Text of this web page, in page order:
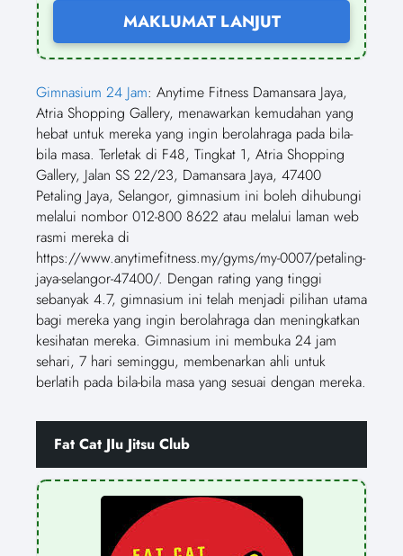
MAKLUMAT LANJUT
Gimnasium 24 Jam: Anytime Fitness Damansara Jaya,
Atria Shopping Gallery, menawarkan kemudahan yang
hebat untuk mereka yang ingin berolahraga pada bila-
bila masa. Terletak di F48, Tingkat 1, Atria Shopping
Gallery, Jalan SS 22/23, Damansara Jaya, 47400
Petaling Jaya, Selangor, gimnasium ini boleh dihubungi
melalui nombor 012-800 8622 atau melalui laman web
rasmi mereka di
https://www.anytimefitness.my/gyms/my-0007/petaling-
jaya-selangor-47400/. Dengan rating yang tinggi
sebanyak 4.7, gimnasium ini telah menjadi pilihan utama
bagi mereka yang ingin berolahraga dan meningkatkan
kesihatan mereka. Gimnasium ini membuka 24 jam
sehari, 7 hari seminggu, membenarkan ahli untuk
berlatih pada bila-bila masa yang sesuai dengan mereka.
Fat Cat JIu Jitsu Club